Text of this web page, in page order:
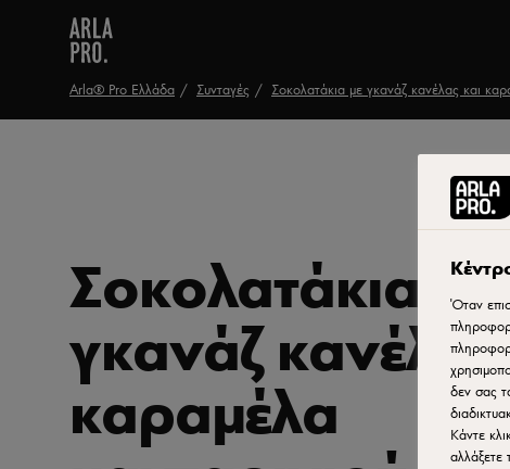
Arla® Pro Ελλάδα Συνταγές Σοκολατάκια με γκανάζ κανέλας και
Σοκολατάκια με
γκανάζ κανέλας
καραμέλα
Όταν
δεν σας
Κάντε
αλλάξετε